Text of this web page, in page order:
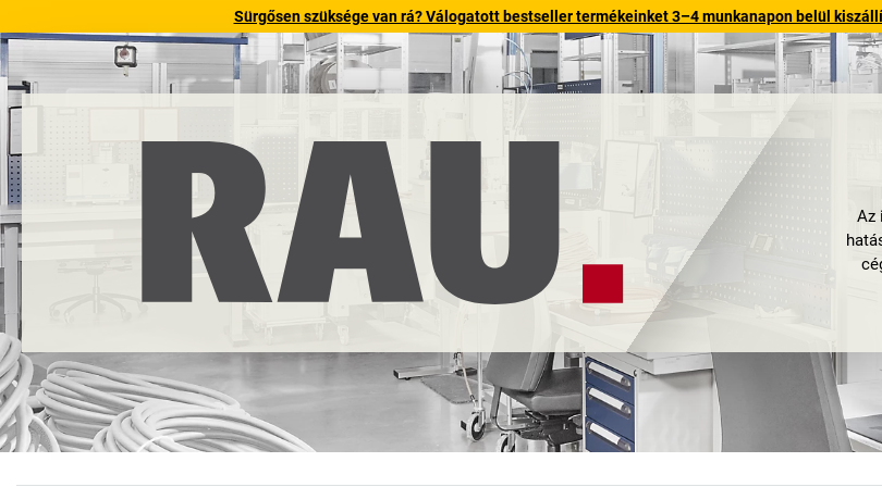
Sürgősen szüksége van rá? Válogatott bestseller termékeinket 3–4 munkanapon belül
Az